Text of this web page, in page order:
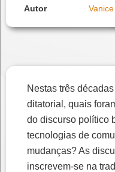
Autor
Nestas três
ditatorial, quais
do discurso político
tecnologias de
mudanças? As
inscrevem-se na